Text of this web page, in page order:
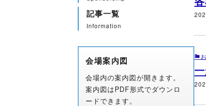
記事一覧
Information
会場案内図
会場内の案内図が開きます。
案内図はPDF形式でダウンロ
ードできます。